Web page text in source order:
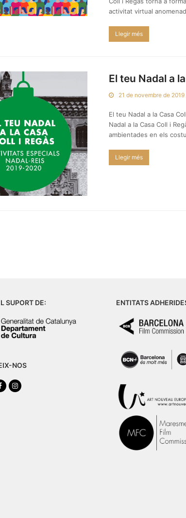
activitat virtual
Llegir més
El teu Nadal a
21 de novembre de 2019
El teu Nadal a la Casa
Nadal a la Casa Coll i
ambientades en els
Llegir més
SUPORT DE:
NOS
FacebookInstagram
ENTITATS